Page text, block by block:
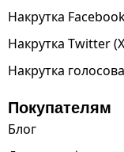
Накрутка
Накрутка Twitter
Накрутка
Покупателям
Блог